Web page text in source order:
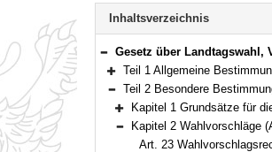
BAYERN.RECHT
letzten
Navigation
Inhaltsverzeichnis
Bereich reduzieren
Gesetz über Landtagswahl, Volksbegehren und Volksentscheid (Landeswahlgesetz – LWG) in der Fassung der Bekanntmachung vom 5. Juli 2002
Bereich erweitern
Teil 1 Allgemeine Bestimmungen
Bereich reduzieren
Teil 2 Besondere Bestimmungen für die
Bereich erweitern
Kapitel 1 Grundsätze für die Wahl der
Bereich reduzieren
Kapitel 2 Wahlvorschläge
Art. 23